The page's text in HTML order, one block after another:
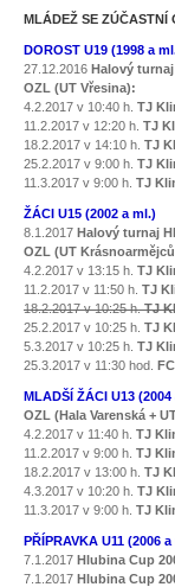
MLÁDEŽ SE ZÚČASTNÍ
DOROST U19 (1998 a
27.12.2016 Halový
OZL (UT Vřesina):
4.2.2017 v 10:40 h. TJ
11.2.2017 v 12:20 h. TJ
18.2.2017 v 14:10 h. TJ
25.2.2017 v 9:00 h. TJ
11.3.2017 v 9:00 h. TJ
ŽÁCI U15 (2002 a ml.)
8.1.2017 Halový turnaj
OZL (UT
4.2.2017 v 13:15 h. TJ
11.2.2017 v 11:50 h. TJ
18.2.2017 v 10:25 h.TJ
25.2.2017 v 10:25 h. TJ
5.3.2017 v 10:25 h. TJ
25.3.2017 v 11:30 hod.
MLADŠÍ ŽÁCI U13 (2004
OZL (Hala Varenská +
4.2.2017 v 11:40 h. TJ
11.2.2017 v 9:00 h. TJ
18.2.2017 v 13:00 h. TJ
4.3.2017 v 10:20 h. TJ
11.3.2017 v 9:00 h. TJ
PŘÍPRAVKA U11 (2006 a
7.1.2017 Hlubina Cup
7.1.2017 Hlubina Cup